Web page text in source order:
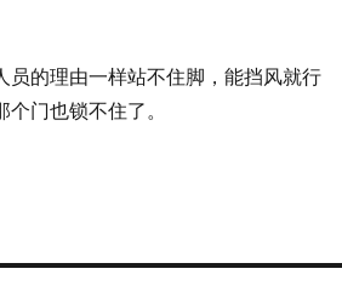
员的理由一样站不住脚，能挡风就行
门也锁不住了。